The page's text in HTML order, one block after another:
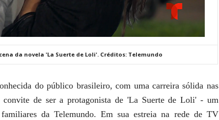
da novela 'La Suerte de Loli'. Créditos: Telemundo
do público brasileiro, com uma carreira sólida nas
convite de ser a protagonista de 'La Suerte de Loli' - um
da Telemundo. Em sua estreia na rede de TV